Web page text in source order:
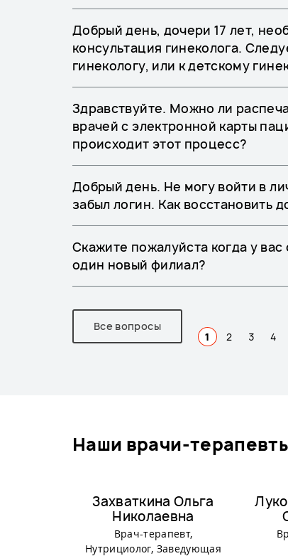
Добрый день, дочери 17 лет,
консультация гинеколога.
гинекологу, или к детскому
Здравствуйте. Можно ли
врачей с электронной карты
происходит этот процесс?
Добрый день. Не могу войти в
забыл логин. Как восстановить
Скажите пожалуйста когда у вас
один новый филиал?
Все вопросы
1 2 3 4
наши врачи-
Захваткина Ольга
Николаевна
Врач-терапевт,
Нутрициолог, Заведующая